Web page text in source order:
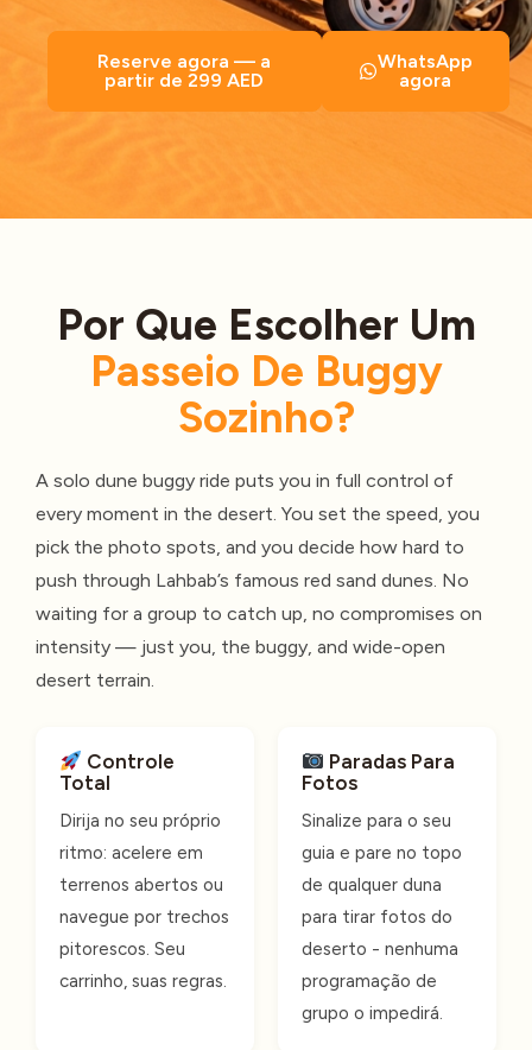
Reserve agora — a
partir de 299 AED
WhatsApp
agora
Por Que Escolher Um
Passeio De Buggy
Sozinho?
A solo dune buggy ride puts you in full control of
every moment in the desert. You set the speed, you
pick the photo spots, and you decide how hard to
push through Lahbab’s famous red sand dunes. No
waiting for a group to catch up, no compromises on
intensity — just you, the buggy, and wide-open
desert terrain.
Controle
Total
Dirija no seu próprio
ritmo: acelere em
terrenos abertos ou
navegue por trechos
pitorescos. Seu
carrinho, suas regras.
Paradas Para
Fotos
Sinalize para o seu
guia e pare no topo
de qualquer duna
para tirar fotos do
deserto - nenhuma
programação de
grupo o impedirá.